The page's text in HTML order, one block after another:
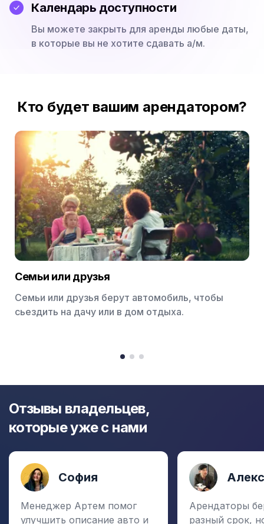
Календарь доступности
Вы можете закрыть для аренды любые даты,
в которые вы не хотите сдавать а/м.
Кто будет вашим арендатором?
Семьи или друзья
Семьи или друзья берут автомобиль, чтобы
сьездить на дачу или в дом отдыха.
item
itemitem
3
Отзывы владельцев,
которые уже с нами
София
Менеджер Артем помог
улучшить описание авто и
Арендаторы
разный срок,